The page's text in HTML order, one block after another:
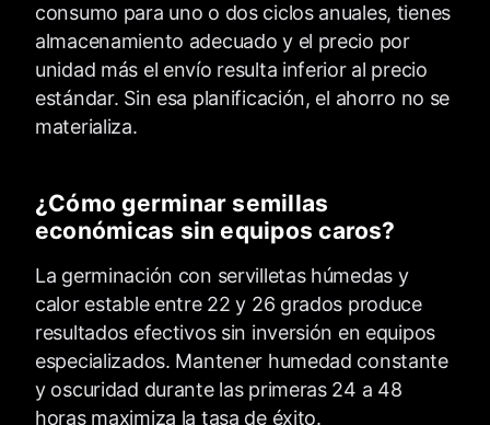
consumo para uno o dos ciclos anuales, tienes
almacenamiento adecuado y el precio por
unidad más el envío resulta inferior al precio
estándar. Sin esa planificación, el ahorro no se
materializa.
¿Cómo germinar semillas
económicas sin equipos caros?
La germinación con servilletas húmedas y
calor estable entre 22 y 26 grados produce
resultados efectivos sin inversión en equipos
especializados. Mantener humedad constante
y oscuridad durante las primeras 24 a 48
horas maximiza la tasa de éxito.